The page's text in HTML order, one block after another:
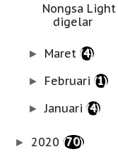
Nongsa
digelar
► Maret(4)
► Februari(1)
►Januari(4)
► 2020 (70)